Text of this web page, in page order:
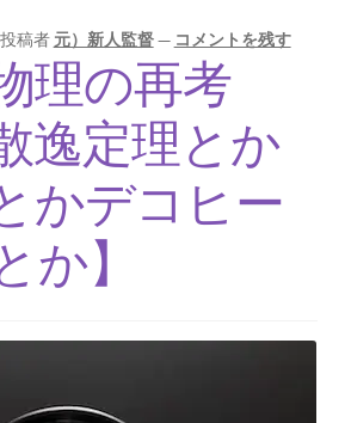
デモクリトス
出かけて見聞を広め、
計を始めた賢人】
ゴラス: Pythagoras
フォン・ノイマン
投稿者 元）新人監督— コメントを残す
理の再考
逸定理とか
かデコヒー
か】